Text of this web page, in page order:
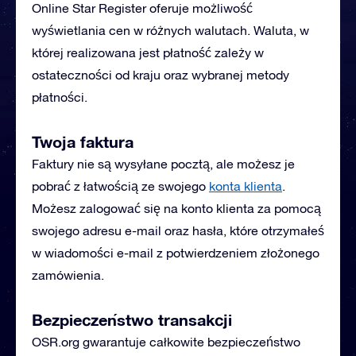
Online Star Register oferuje możliwość
wyświetlania cen w różnych walutach. Waluta, w
której realizowana jest płatność zależy w
ostateczności od kraju oraz wybranej metody
płatności.
Twoja faktura
Faktury nie są wysyłane pocztą, ale możesz je
pobrać z łatwością ze swojego konta klienta.
Możesz zalogować się na konto klienta za pomocą
swojego adresu e-mail oraz hasła, które otrzymałeś
w wiadomości e-mail z potwierdzeniem złożonego
zamówienia.
Bezpieczeństwo transakcji
OSR.org gwarantuje całkowite bezpieczeństwo